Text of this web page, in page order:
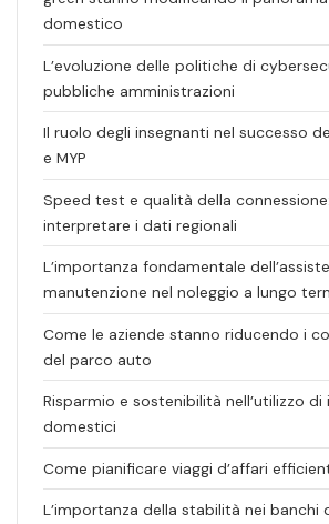
domestico
L’evoluzione delle politiche di
pubbliche amministrazioni
Il ruolo degli insegnanti nel successo
e MYP
Speed test e qualità della
interpretare i dati regionali
L’importanza fondamentale
manutenzione nel noleggio a lungo
Come le aziende stanno riducendo i
del parco auto
Risparmio e sostenibilità nell’utilizzo
domestici
Come pianificare viaggi d’affari
L’importanza della stabilità nei banchi